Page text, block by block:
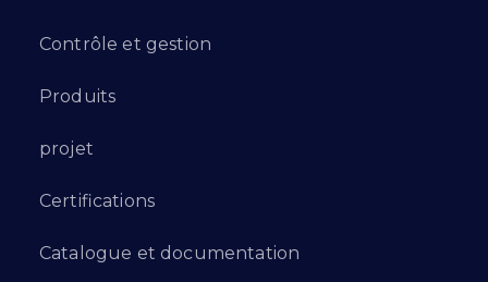
Contrôle et gestion
Produits
projet
Certifications
Catalogue et documentation